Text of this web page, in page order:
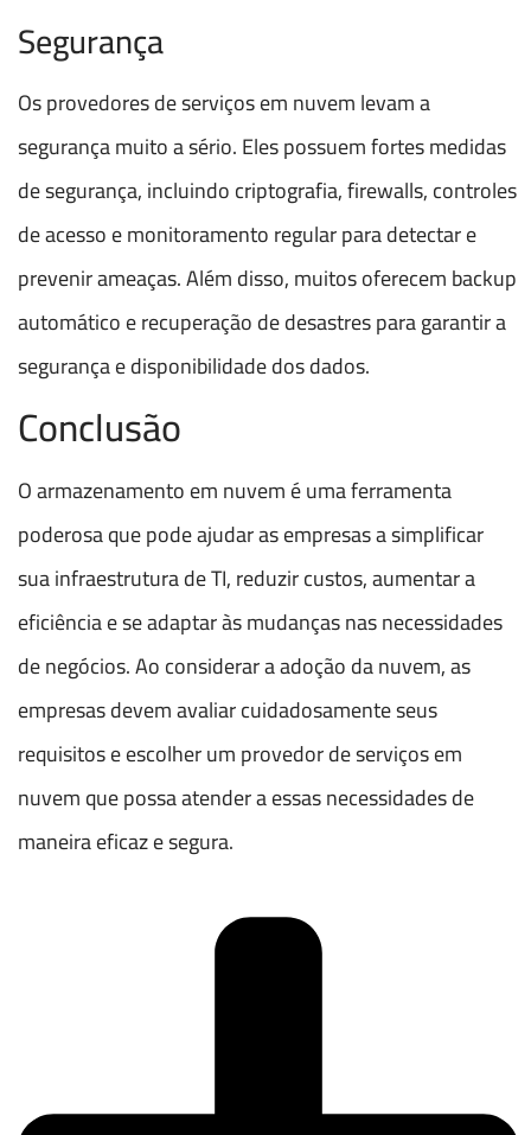
Segurança
Os provedores de serviços em nuvem levam a
segurança muito a sério. Eles possuem fortes medidas
de segurança, incluindo criptografia, firewalls, controles
de acesso e monitoramento regular para detectar e
prevenir ameaças. Além disso, muitos oferecem backup
automático e recuperação de desastres para garantir a
segurança e disponibilidade dos dados.
Conclusão
O armazenamento em nuvem é uma ferramenta
poderosa que pode ajudar as empresas a simplificar
sua infraestrutura de TI, reduzir custos, aumentar a
eficiência e se adaptar às mudanças nas necessidades
de negócios. Ao considerar a adoção da nuvem, as
empresas devem avaliar cuidadosamente seus
requisitos e escolher um provedor de serviços em
nuvem que possa atender a essas necessidades de
maneira eficaz e segura.